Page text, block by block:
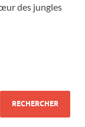
des jungles